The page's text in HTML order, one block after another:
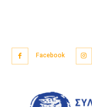
Facebook